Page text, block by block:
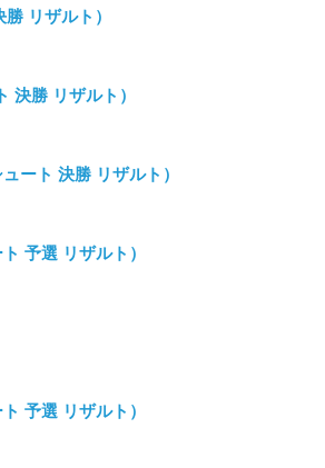
リザルト）
決勝 リザルト）
ート 決勝 リザルト）
予選 リザルト）
予選 リザルト）